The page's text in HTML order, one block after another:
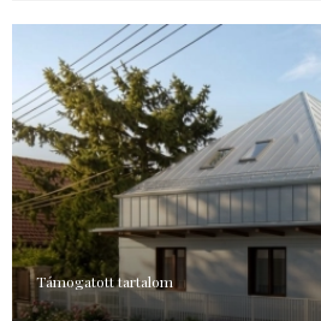
Támogatott tartalom